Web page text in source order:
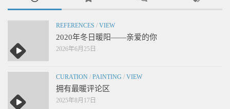
REFERENCES / VIEW
2020年冬日暖阳——亲爱的你
2026年6月25日
CURATION / PAINTING / VIEW
拥有最暖评论区
2025年8月17日